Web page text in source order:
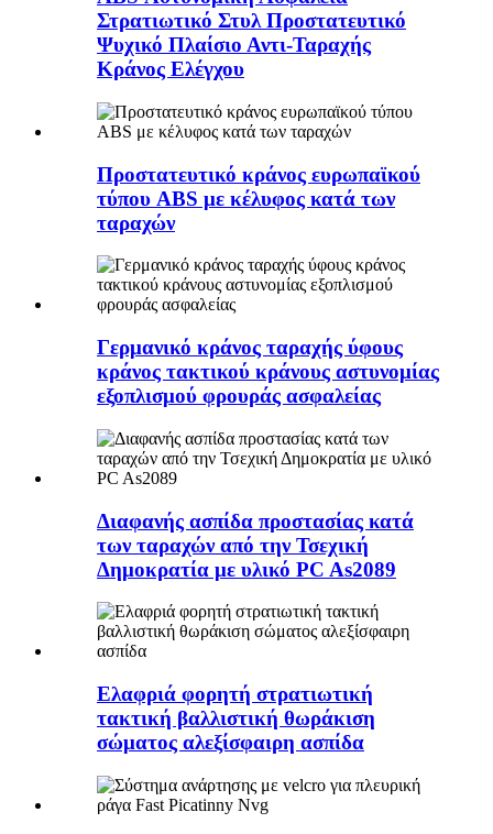
Στρατιωτικό Στυλ Προστατευτικό
Ψυχικό Πλαίσιο Αντι-Ταραχής
Κράνος Ελέγχου
Προστατευτικό κράνος ευρωπαϊκού
τύπου ABS με κέλυφος κατά των
ταραχών
Γερμανικό κράνος ταραχής ύφους
κράνος τακτικού κράνους αστυνομίας
εξοπλισμού φρουράς ασφαλείας
Διαφανής ασπίδα προστασίας κατά
των ταραχών από την Τσεχική
Δημοκρατία με υλικό PC As2089
Ελαφριά φορητή στρατιωτική
τακτική βαλλιστική θωράκιση
σώματος αλεξίσφαιρη ασπίδα